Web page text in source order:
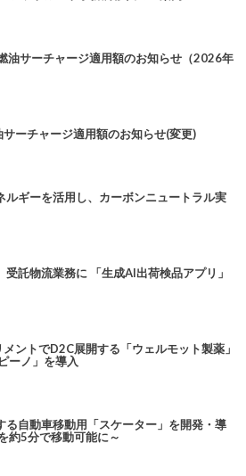
油サーチャージ適用額のお知らせ（2026年
ーチャージ適用額のお知らせ(変更)
ルギーを活用し、カーボンニュートラル実
託物流業務に 「生成AI出荷検品アプリ」
ントでD2C展開する「ウェルモット製薬」
ーノ」を導入
る自動車移動用「スケーター」を開発・導
約5分で移動可能に～